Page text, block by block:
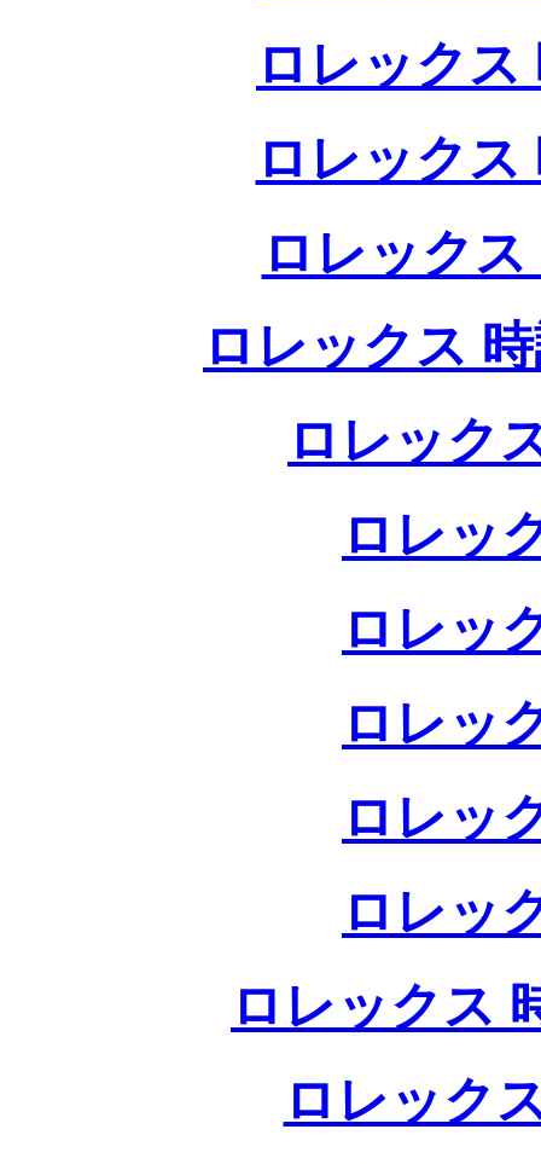
ロレックス
ロレックス
ロレック
ロレックス
ロレック
ロレッ
ロレッ
ロレッ
ロレッ
ロレッ
ロレックス
ロレック